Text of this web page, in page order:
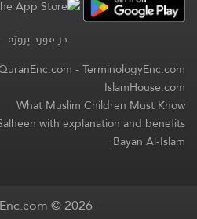
در مورد پروژه
-TerminologyEnc.com
IslamHouse.com
What Muslim Children Must Know
with explanation and benefits
Bayan Al-Islam
© 2026